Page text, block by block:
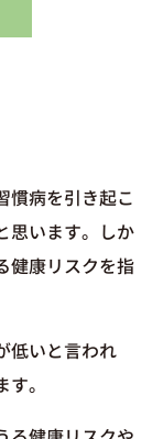
慣病を引き起こ
思います。しか
健康リスクを指
低いと言われ
。